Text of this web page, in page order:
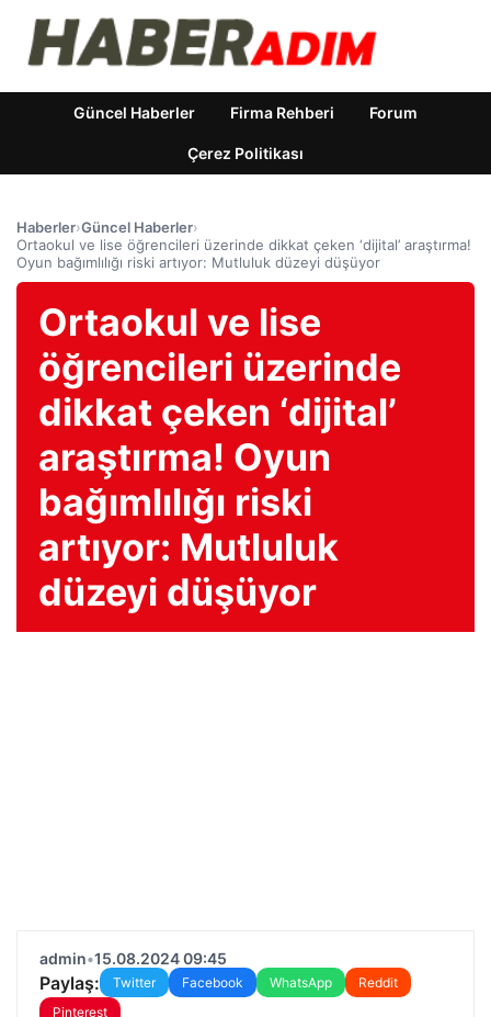
Güncel Haberler Firma Rehberi Forum
Çerez Politikası
Haberler›Güncel Haberler›
Ortaokul ve lise öğrencileri üzerinde dikkat çeken ‘dijital’ araştırma!
Oyun bağımlılığı riski artıyor: Mutluluk düzeyi düşüyor
Ortaokul ve lise
öğrencileri üzerinde
dikkat çeken ‘dijital’
araştırma! Oyun
bağımlılığı riski
artıyor: Mutluluk
düzeyi düşüyor
admin•15.08.2024 09:45
Paylaş: Twitter Facebook WhatsApp
Reddit
Pinterest